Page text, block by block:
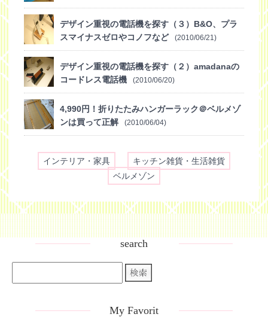
デザイン重視の電話機を探す（３）B&O、プラ
スマイナスゼロやコノフなど
(2010/06/21)
デザイン重視の電話機を探す（２）amadanaの
コードレス電話機
(2010/06/20)
4,990円！折りたたみハンガーラック＠ベルメゾ
ンは買って正解
(2010/06/04)
インテリア・家具
キッチン雑貨・生活雑貨
ベルメゾン
search
My Favorit